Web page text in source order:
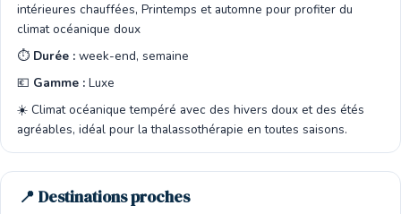
intérieures chauffées, Printemps et automne pour profiter du
climat océanique doux
⏱️ Durée : week-end, semaine
💶 Gamme : Luxe
☀️ Climat océanique tempéré avec des hivers doux et des étés
agréables, idéal pour la thalassothérapie en toutes saisons.
📍 Destinations proches